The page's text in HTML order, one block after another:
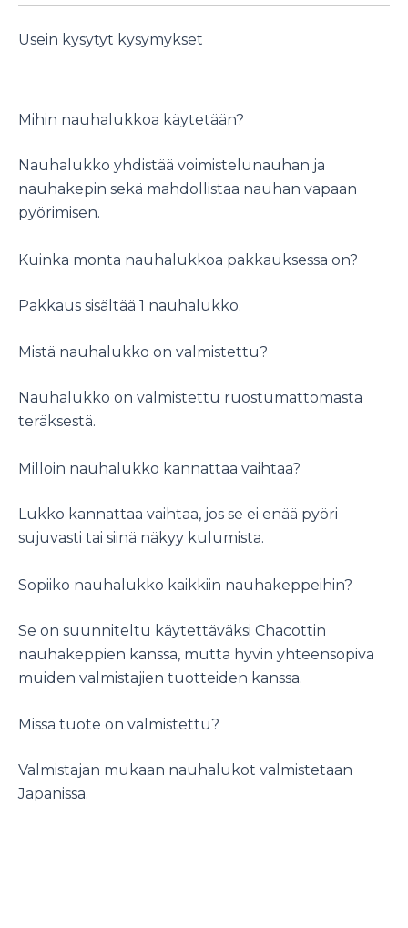
Usein kysytyt kysymykset
Mihin nauhalukkoa käytetään?
Nauhalukko yhdistää voimistelunauhan ja
nauhakepin sekä mahdollistaa nauhan vapaan
pyörimisen.
Kuinka monta nauhalukkoa pakkauksessa on?
Pakkaus sisältää 1 nauhalukko.
Mistä nauhalukko on valmistettu?
Nauhalukko on valmistettu ruostumattomasta
teräksestä.
Milloin nauhalukko kannattaa vaihtaa?
Lukko kannattaa vaihtaa, jos se ei enää pyöri
sujuvasti tai siinä näkyy kulumista.
Sopiiko nauhalukko kaikkiin nauhakeppeihin?
Se on suunniteltu käytettäväksi Chacottin
nauhakeppien kanssa, mutta hyvin yhteensopiva
muiden valmistajien tuotteiden kanssa.
Missä tuote on valmistettu?
Valmistajan mukaan nauhalukot valmistetaan
Japanissa.